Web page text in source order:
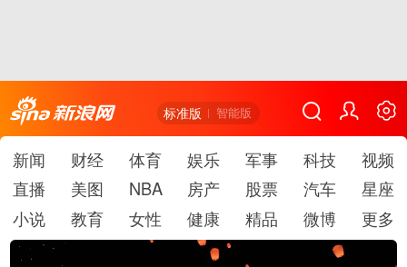
标准版 智能版
新闻 财经 体育 娱乐 军事 科技
视频
直播
美图 NBA 房产 股票 汽车
星座
小说
教育 女性 健康 精品 微博 更多